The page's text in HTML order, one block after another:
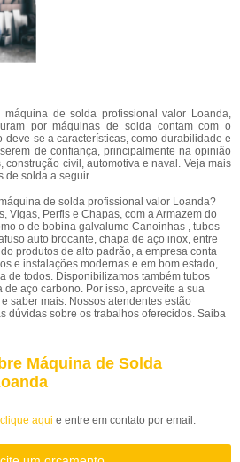
de solda profissional valor Loanda,
por máquinas de solda contam com o
deve-se a características, como durabilidade e
de confiança, principalmente na opinião
construção civil, automotiva e naval. Veja mais
de solda a seguir.
de solda profissional valor Loanda?
Vigas, Perfis e Chapas, com a Armazem do
o de bobina galvalume Canoinhas , tubos
auto brocante, chapa de aço inox, entre
produtos de alto padrão, a empresa conta
e instalações modernas e em bom estado,
de todos. Disponibilizamos também tubos
aço carbono. Por isso, aproveite a sua
saber mais. Nossos atendentes estão
dúvidas sobre os trabalhos oferecidos. Saiba
Máquina de Solda
clique aqui e entre em contato por email.